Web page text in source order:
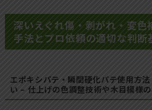
深いえぐれ傷・剥がれ・変色
手法とプロ依頼の適切な判断
エポキシパテ・瞬間硬化パテ使用方
い – 仕上げの色調整技術や木目模様